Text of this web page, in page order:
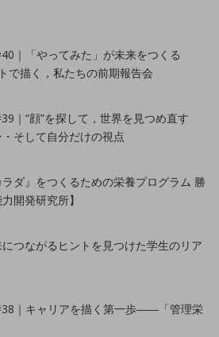
｜「やってみた」が未来をつくる
描く，私たちの前期報告会
｜“顔”を探して，世界を見つめ直す
そして自分だけの視点
ラダ』をつくるための栄養プログラム 勝
開発研究所】
つながるヒントを見つけた学生のリア
｜キャリアを描く第一歩――「管理栄